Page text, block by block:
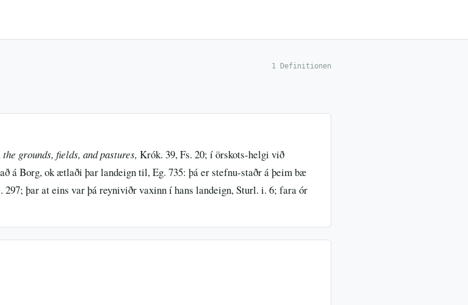
1 Definitionen
the grounds, fields, and pastures, Krók. 39, Fs. 20; í örskots-helgi við
á Borg, ok ætlaði þar landeign til, Eg. 735: þá er stefnu-staðr á þeim bæ
þar at eins var þá reyniviðr vaxinn í hans landeign, Sturl. i. 6; fara ór